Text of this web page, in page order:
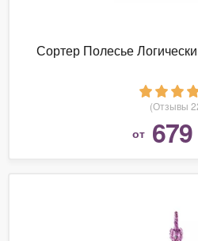
Сортер Полесье
(Отзывы
от 679